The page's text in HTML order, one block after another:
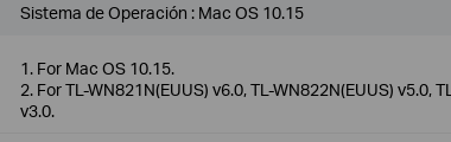
Sistema de Operación : Mac OS 10.15
1. For Mac OS 10.15.
2. For TL-WN821N(EUUS) v6.0, TL-WN822N(EUUS) v5.0,
v3.0.